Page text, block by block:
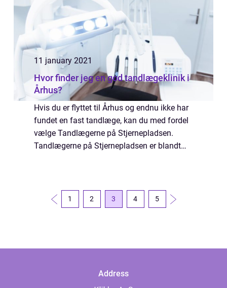
11 january 2021
Hvor finder jeg en god tandlægeklinik i
Århus?
Hvis du er flyttet til Århus og endnu ikke har
fundet en fast tandlæge, kan du med fordel
vælge Tandlægerne på Stjernepladsen.
Tandlægerne på Stjernepladsen er blandt
1 2 3 4 5
Address